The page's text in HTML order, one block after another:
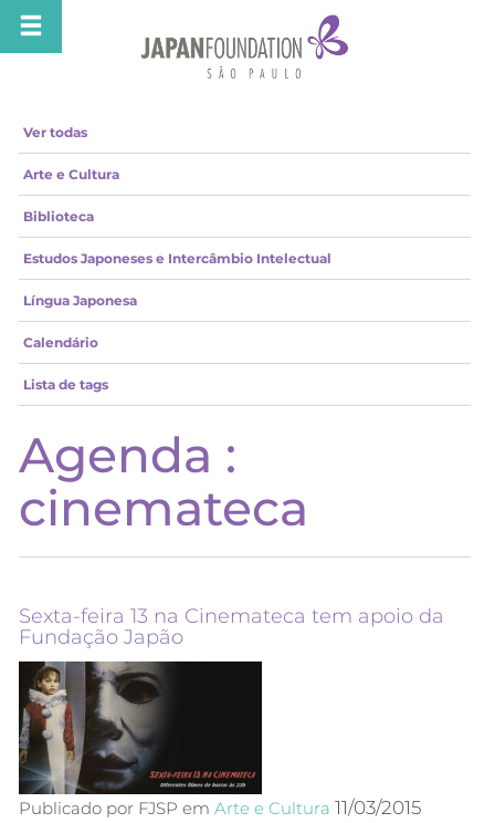
Ver todas
Arte e Cultura
Biblioteca
Estudos Japoneses e Intercâmbio Intelectual
Língua Japonesa
Calendário
Lista de tags
Agenda :
cinemateca
Sexta-feira 13 na Cinemateca tem apoio da
Fundação Japão
Publicado por FJSP em Arte e Cultura 11/03/2015